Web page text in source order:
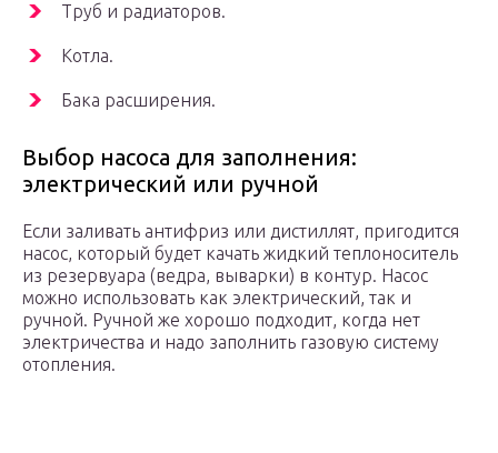
Труб и радиаторов.
Котла.
Бака расширения.
Выбор насоса для заполнения:
электрический или ручной
Если заливать антифриз или дистиллят, пригодится
насос, который будет качать жидкий теплоноситель
из резервуара (ведра, выварки) в контур. Насос
можно использовать как электрический, так и
ручной. Ручной же хорошо подходит, когда нет
электричества и надо заполнить газовую систему
отопления.